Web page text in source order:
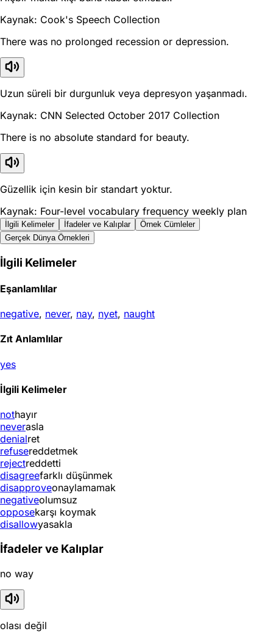
Kaynak: Cook's Speech Collection
There was no prolonged recession or depression.
Uzun süreli bir durgunluk veya depresyon yaşanmadı.
Kaynak: CNN Selected October 2017 Collection
There is no absolute standard for beauty.
Güzellik için kesin bir standart yoktur.
Kaynak: Four-level vocabulary frequency weekly plan
İlgili Kelimeler İfadeler ve Kalıplar
Örnek Cümleler
Gerçek Dünya Örnekleri
İlgili Kelimeler
Eşanlamlılar
negative, never, nay, nyet, naught
Zıt Anlamlılar
yes
İlgili Kelimeler
nothayır
neverasla
denialret
refusereddetmek
rejectreddetti
disagreefarklı düşünmek
disapproveonaylamamak
negativeolumsuz
opposekarşı koymak
disallowyasakla
İfadeler ve Kalıplar
no way
olası değil